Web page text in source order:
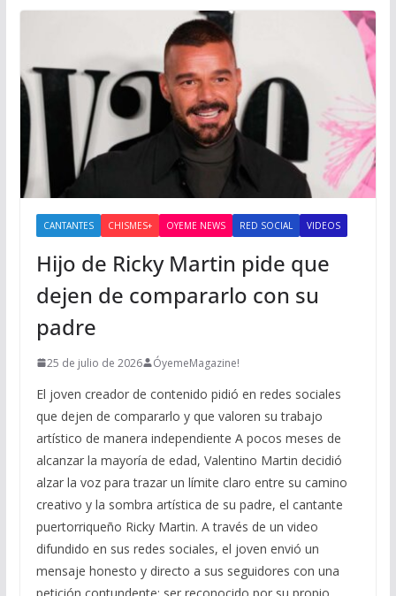
CANTANTES CHISMES+ OYEME NEWS RED SOCIAL VIDEOS
Hijo de Ricky Martin pide que
dejen de compararlo con su
padre
25 de julio de 2026 ÓyemeMagazine!
El joven creador de contenido pidió en redes sociales
que dejen de compararlo y que valoren su trabajo
artístico de manera independiente A pocos meses de
alcanzar la mayoría de edad, Valentino Martin decidió
alzar la voz para trazar un límite claro entre su camino
creativo y la sombra artística de su padre, el cantante
puertorriqueño Ricky Martin. A través de un video
difundido en sus redes sociales, el joven envió un
mensaje honesto y directo a sus seguidores con una